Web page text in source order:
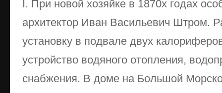
I. При новой хозяйке в 1870х годах
архитектор Иван Васильевич Штром.
установку в подвале двух
устройство водяного отопления,
снабжения. В доме на Большой